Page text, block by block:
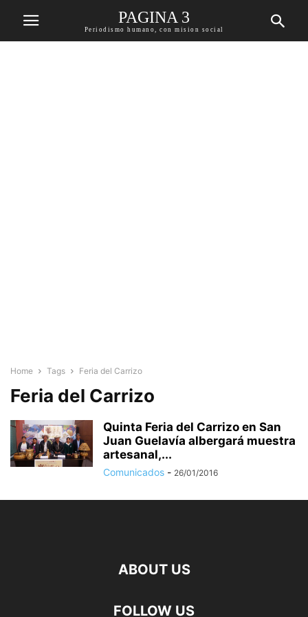
PAGINA 3
Periodismo humano, con mision social
Home Tags Feria del Carrizo
Feria del Carrizo
Quinta Feria del Carrizo en San
Juan Guelavía albergará muestra
artesanal,...
Comunicados - 26/01/2016
ABOUT US
FOLLOW US